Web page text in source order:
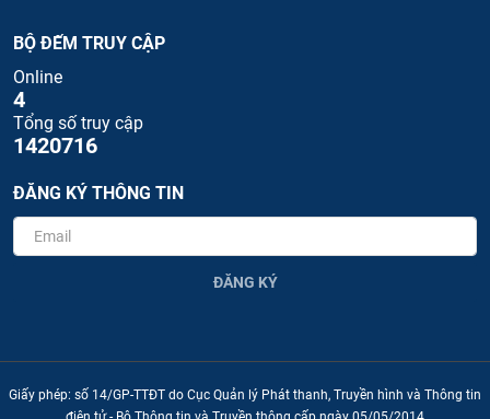
BỘ ĐẾM TRUY CẬP
Online
4
Tổng số truy cập
1420716
ĐĂNG KÝ THÔNG TIN
ĐĂNG KÝ
Giấy phép: số 14/GP-TTĐT do Cục Quản lý Phát thanh, Truyền hình và Thông tin